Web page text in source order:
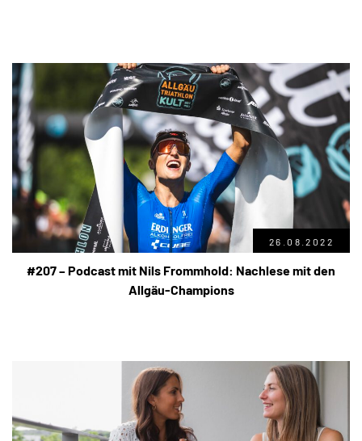
26.08.2022
#207 – Podcast mit Nils Frommhold: Nachlese mit den
Allgäu-Champions